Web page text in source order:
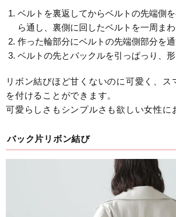
ベルトを裏返してからベルトの先端側
ら通し、裏側に回したベルトを一周ま
作った輪部分にベルトの先端側部分を
ベルトの先とバックルを引っぱっり、
リボン結びほど甘くないのに可愛く、ス
を付けることができます。
可愛らしさもシンプルさも欲しい女性に
バック片リボン結び